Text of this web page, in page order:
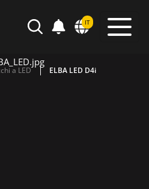
SEARCH POWIADOMIENIA
IT
a LED ELBA LED D4i